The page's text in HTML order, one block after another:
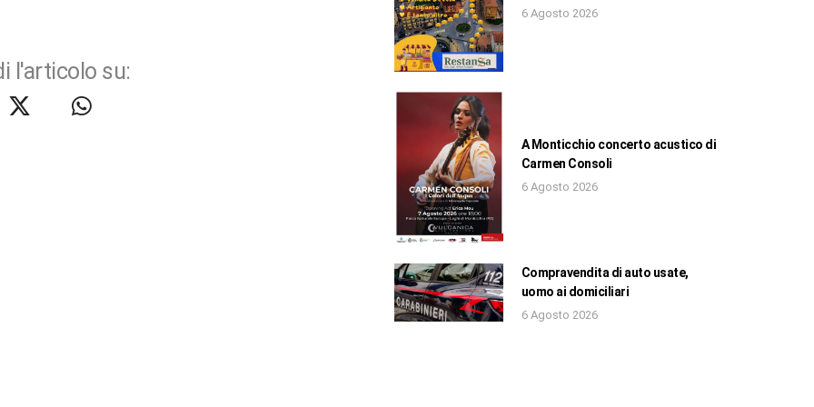
l'articolo su:
6 Agosto 2026
A Monticchio concerto acustico di
Carmen Consoli
6 Agosto 2026
Compravendita di auto usate,
uomo ai domiciliari
6 Agosto 2026